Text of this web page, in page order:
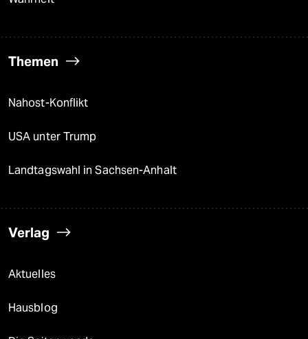
Themen
Nahost-Konflikt
USA unter Trump
Landtagswahl in Sachsen-Anhalt
Verlag
Aktuelles
Hausblog